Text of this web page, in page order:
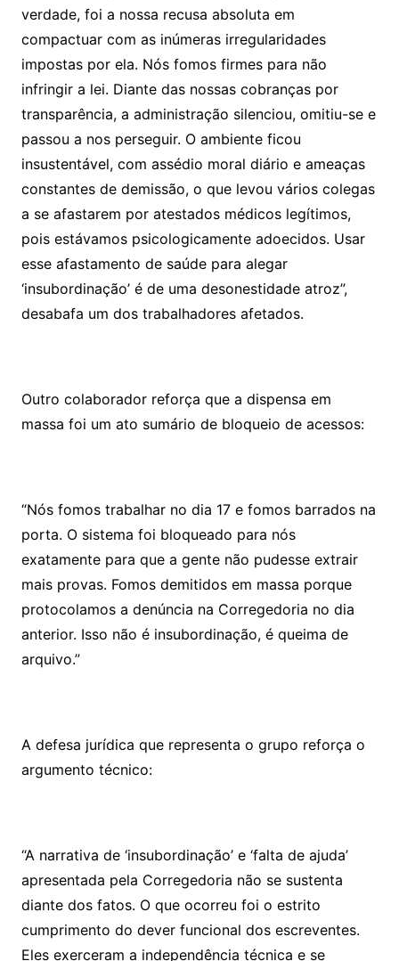
verdade, foi a nossa recusa absoluta em
compactuar com as inúmeras irregularidades
impostas por ela. Nós fomos firmes para não
infringir a lei. Diante das nossas cobranças por
transparência, a administração silenciou, omitiu-se e
passou a nos perseguir. O ambiente ficou
insustentável, com assédio moral diário e ameaças
constantes de demissão, o que levou vários colegas
a se afastarem por atestados médicos legítimos,
pois estávamos psicologicamente adoecidos. Usar
esse afastamento de saúde para alegar
‘insubordinação’ é de uma desonestidade atroz”,
desabafa um dos trabalhadores afetados.
Outro colaborador reforça que a dispensa em
massa foi um ato sumário de bloqueio de acessos:
“Nós fomos trabalhar no dia 17 e fomos barrados na
porta. O sistema foi bloqueado para nós
exatamente para que a gente não pudesse extrair
mais provas. Fomos demitidos em massa porque
protocolamos a denúncia na Corregedoria no dia
anterior. Isso não é insubordinação, é queima de
arquivo.”
A defesa jurídica que representa o grupo reforça o
argumento técnico:
“A narrativa de ‘insubordinação’ e ‘falta de ajuda’
apresentada pela Corregedoria não se sustenta
diante dos fatos. O que ocorreu foi o estrito
cumprimento do dever funcional dos escreventes.
Eles exerceram a independência técnica e se